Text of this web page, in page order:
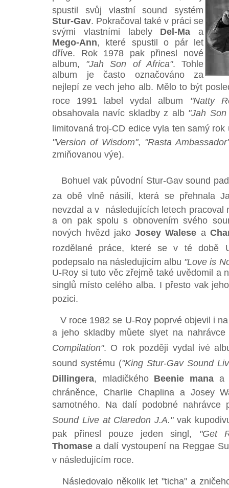
spustil svůj vlastní sound systém
Stur-Gav. Pokračoval také v práci se
svými vlastními labely Del-Ma a
Mego-Ann, které spustil o pár let
dříve. Rok 1978 pak přinesl nové
album, "Jah Son of Africa". Tohle
album je často označováno za
nejlepí ze vech jeho alb. Mělo to být
roce 1991 label vydal album "Natty
obsahovala navíc skladby z alb "Jah
limitovaná troj-CD edice vyla ten samý
"Version of Wisdom", "Rasta
zmiňovanou výe).
Bohuel vak původní Stur-Gav sound
za obě vlně násilí, která se přehnala
nevzdal a v následujících letech pracoval
a on pak spolu s obnovením svého
nových hvězd jakoJosey Walese a
rozdělané práce, které se v té době
podepsalo na následujícím albu "Love is
U-Roy si tuto věc zřejmě také uvědomil a
singlů místo celého alba. I přesto vak
pozici.
V roce 1982 se U-Roy poprvé objevil i
a jeho skladby můete slyet na
Compilation". O rok později vydal ivé
sound systému ("King Stur-Gav Sound
Dillingera, mladičkého Beenie manaa
chráněnce, Charlie Chaplina a Josey
samotného. Na dalí podobné nahrávce
Sound Live at Claredon J.A."vak
pak přinesl pouze jeden singl, "Get
Thomase a dalí vystoupení na Reggae
v následujícím roce.
Následovalo několik let "ticha" a